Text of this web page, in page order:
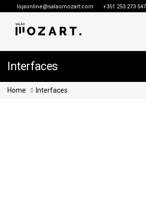
lojaonline@salaomozart.com +351 253 273 547
Interfaces
Home Interfaces